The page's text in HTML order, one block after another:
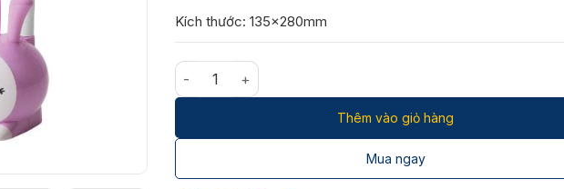
Kích thước: 135x280mm
Đèn học chống cận HSL9013P/5W số lượng
Thêm vào giỏ hàng
Mua ngay